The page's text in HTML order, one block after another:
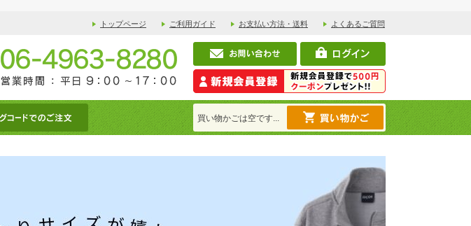
トップページ ご利用ガイド お支払い方法・送料 よくあるご質問
買い物かごは空です...